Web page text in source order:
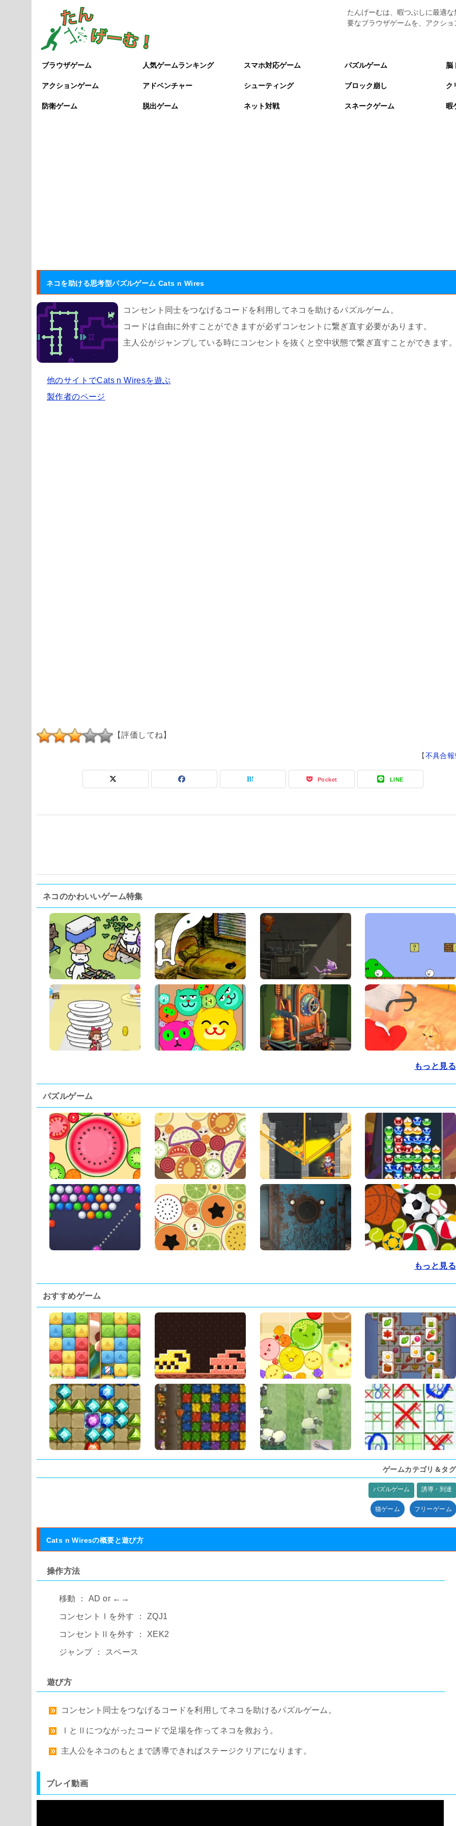
たんげーむは、暇つぶしに最適
要なブラウザゲームを、アクシ
ブラウザゲーム 人気ゲームランキング スマホ対応ゲーム パズルゲーム 脳
アクションゲーム アドベンチャー シューティング ブロック崩し ク
防衛ゲーム 脱出ゲーム ネット対戦 スネークゲーム 暇
ネコを助ける思考型パズルゲーム Cats n Wires
コンセント同士をつなげるコードを利用してネコを助けるパズルゲーム。
コードは自由に外すことができますが必ずコンセントに繋ぎ直す必要があります。
主人公がジャンプしている時にコンセントを抜くと空中状態で繋ぎ直すことができます
他のサイトでCats n Wiresを遊ぶ
製作者のページ
【評価してね】
【不具合報
Pocket LINE
ネコのかわいいゲーム特集
もっと見る
パズルゲーム
もっと見る
おすすめゲーム
ゲームカテゴリ＆タグ
パズルゲーム 誘導・到達
猫ゲーム フリーゲーム
Cats n Wiresの概要と遊び方
操作方法
移動 ： AD or ←→
コンセントⅠを外す ： ZQJ1
コンセントⅡを外す ： XEK2
ジャンプ ： スペース
遊び方
コンセント同士をつなげるコードを利用してネコを助けるパズルゲーム。
ⅠとⅡにつながったコードで足場を作ってネコを救おう。
主人公をネコのもとまで誘導できればステージクリアになります。
プレイ動画